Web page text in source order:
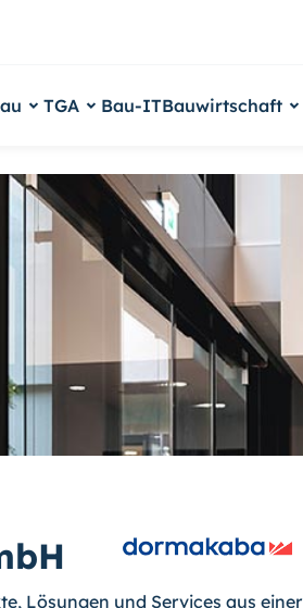
TGA Bau-ITBauwirtschaft
Lösungen und Services aus einer